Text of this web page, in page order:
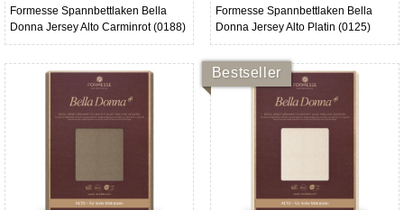
Formesse Spannbettlaken Bella
Donna Jersey Alto Carminrot (0188)
Formesse Spannbettlaken Bella
Donna Jersey Alto Platin (0125)
Bestseller